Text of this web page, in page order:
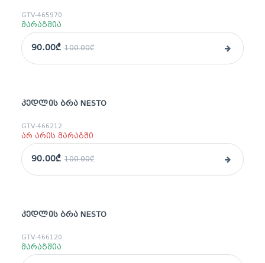
GTV-465970
მარაგშია
90.00₾ 100.00₾
sale
ᲙᲔᲓᲚᲘᲡ ᲑᲠᲐ NESTO
GTV-466212
არ არის მარაგში
90.00₾ 100.00₾
sale
ᲙᲔᲓᲚᲘᲡ ᲑᲠᲐ NESTO
GTV-466120
მარაგშია